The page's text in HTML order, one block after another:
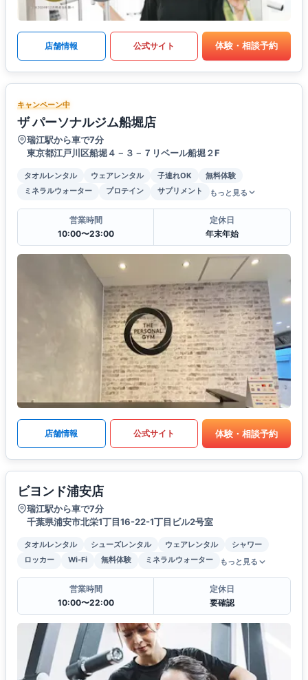
店舗情報 公式サイト 体験・相談予約
キャンペーン中
ザ パーソナルジム船堀店
瑞江駅から車で7分
東京都江戸川区船堀４－３－７リベール船堀２F
タオルレンタル ウェアレンタル 子連れOK
無料体験
ミネラルウォーター
プロテイン サプリメント もっと見る
営業時間
10:00〜23:00
定休日
年末年始
店舗情報 公式サイト 体験・相談予約
ビヨンド浦安店
瑞江駅から車で7分
千葉県浦安市北栄1丁目16-22-1丁目ビル2号室
タオルレンタル シューズレンタル ウェアレンタル
シャワー
ロッカー
Wi-Fi 無料体験 ミネラルウォーター もっと見る
営業時間
10:00〜22:00
定休日
要確認